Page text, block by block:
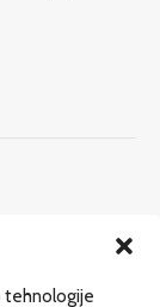
tehnologije